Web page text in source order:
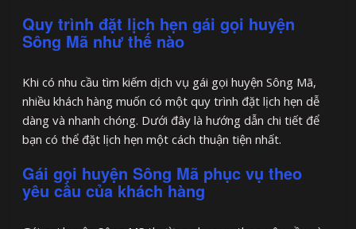
Quy trình đặt lịch hẹn gái gọi huyện
Sông Mã như thế nào
Khi có nhu cầu tìm kiếm dịch vụ gái gọi huyện Sông Mã,
nhiều khách hàng muốn có một quy trình đặt lịch hẹn dễ
dàng và nhanh chóng. Dưới đây là hướng dẫn chi tiết để
bạn có thể đặt lịch hẹn một cách thuận tiện nhất.
Gái gọi huyện Sông Mã phục vụ theo
yêu cầu của khách hàng